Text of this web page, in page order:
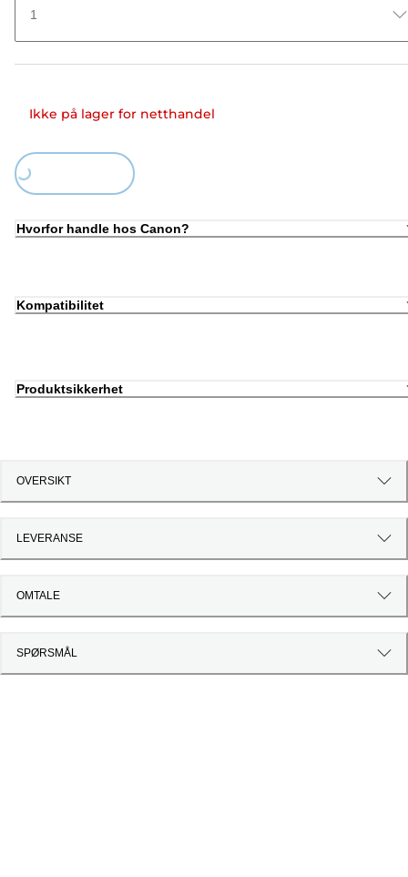
1
Ikke på lager for netthandel
Loading...
Hvorfor handle hos Canon?
Kompatibilitet
Produktsikkerhet
OVERSIKT
LEVERANSE
OMTALE
SPØRSMÅL